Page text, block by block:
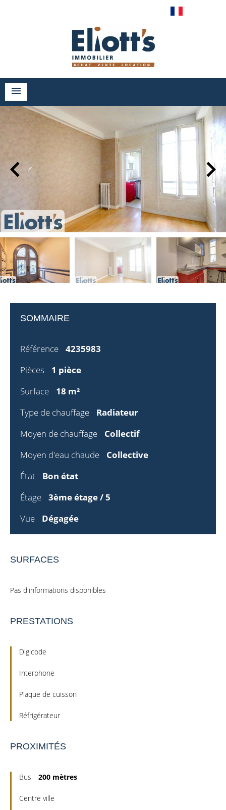
SOMMAIRE
Référence
4235983
Pièces
1 pièce
Surface
18 m²
Type de chauffage
Radiateur
Moyen de chauffage
Collectif
Moyen d'eau chaude
Collective
État
Bon état
Étage
3ème étage / 5
Vue
Dégagée
SURFACES
Pas d'informations disponibles
PRESTATIONS
Digicode
Interphone
Plaque de cuisson
Réfrigérateur
PROXIMITÉS
Bus 200 mètres
Centre ville